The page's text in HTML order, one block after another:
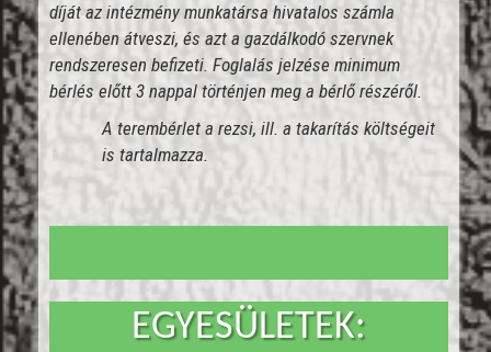
díját az intézmény munkatársa hivatalos számla
ellenében átveszi, és azt a gazdálkodó szervnek
rendszeresen befizeti. Foglalás jelzése minimum
bérlés előtt 3 nappal történjen meg a bérlő részéről.
A terembérlet a rezsi, ill. a takarítás költségeit
is tartalmazza.
EGYESÜLETEK: